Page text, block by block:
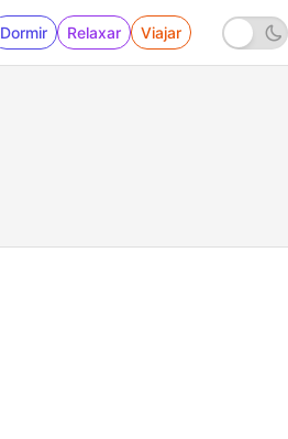
Dormir Relaxar Viajar